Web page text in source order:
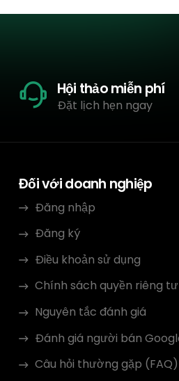
Hội thảo miễn phí
Đặt lịch hẹn ngay
Đối với doanh nghiệp
Đăng nhập
Đăng ký
Điều khoản sử dụng
Chính sách quyền riêng tư
Nguyên tắc đánh giá
Đánh giá người bán
Câu hỏi thường gặp (FAQ)